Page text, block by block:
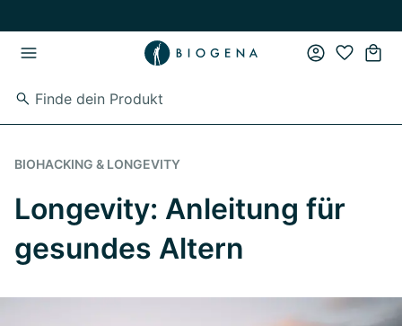
BIOHACKING & LONGEVITY
Longevity: Anleitung für
gesundes Altern